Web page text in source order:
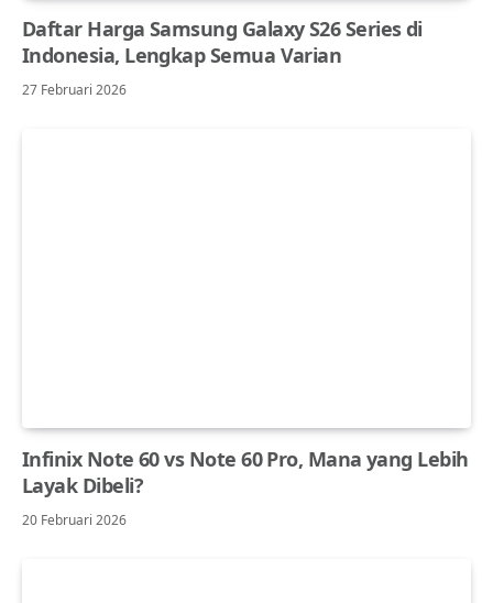
Daftar Harga Samsung Galaxy S26 Series di
Indonesia, Lengkap Semua Varian
27 Februari 2026
Infinix Note 60 vs Note 60 Pro, Mana yang Lebih
Layak Dibeli?
20 Februari 2026